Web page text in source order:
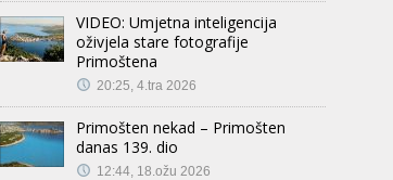
VIDEO: Umjetna inteligencija
oživjela stare fotografije
Primoštena
20:25, 4.tra 2026
Primošten nekad – Primošten
danas 139. dio
12:44, 18.ožu 2026